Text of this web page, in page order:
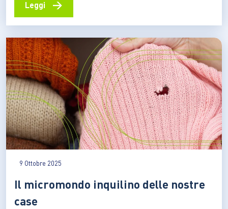
Milano, un gruppo di scienziati, aziende e istituzioni
silenziose,…
Leggi →
9 Ottobre 2025
Il micromondo inquilino delle nostre
case